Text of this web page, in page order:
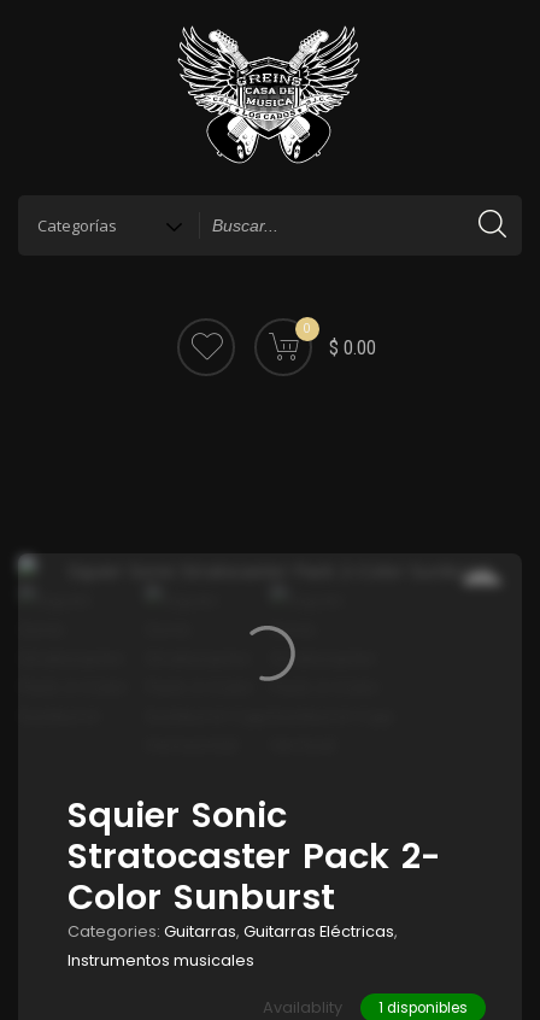
0
$ 0.00
Squier Sonic
Stratocaster Pack 2-
Color Sunburst
Categories: Guitarras, Guitarras Eléctricas,
Instrumentos musicales
Availablity 1 disponibles